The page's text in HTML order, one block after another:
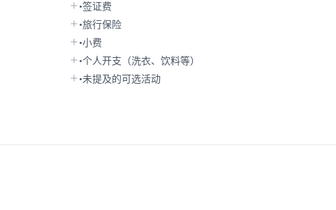
•签证费
•旅行保险
•小费
•个人开支（洗衣、饮料等）
•未提及的可选活动